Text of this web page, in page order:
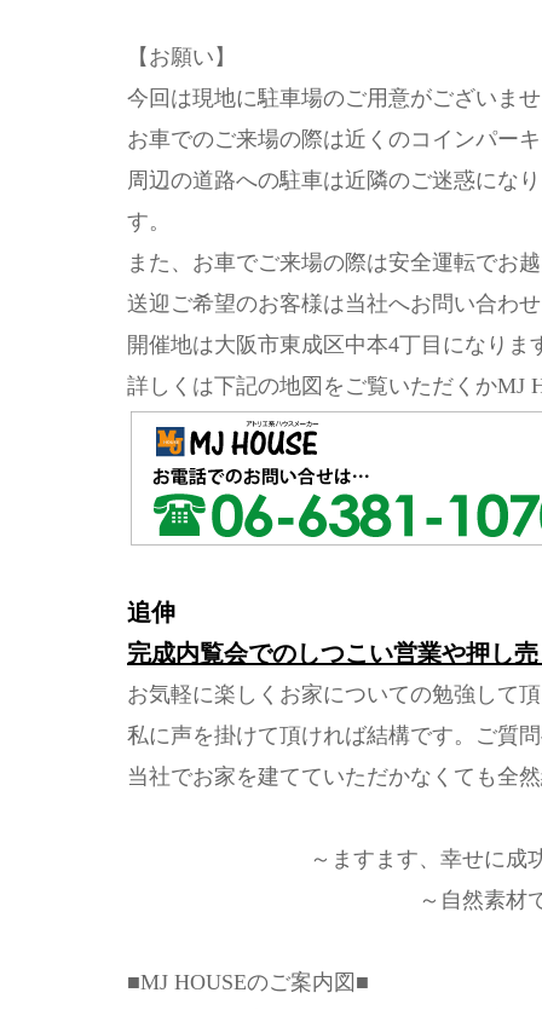
【お願い】
今回は現地に駐車場のご用意がございま
お車でのご来場の際は近くのコインパー
周辺の道路への駐車は近隣のご迷惑にな
す。
また、お車でご来場の際は安全運転でお
送迎ご希望のお客様は当社へお問い合わ
開催地は大阪市東成区中本4丁目になりま
詳しくは下記の地図をご覧いただくかMJ
追伸
完成内覧会でのしつこい営業や押し
お気軽に楽しくお家についての勉強して
私に声を掛けて頂ければ結構です。ご質
当社でお家を建てていただかなくても全
～ますます、幸せに成
～自然素材
■MJ HOUSEのご案内図■